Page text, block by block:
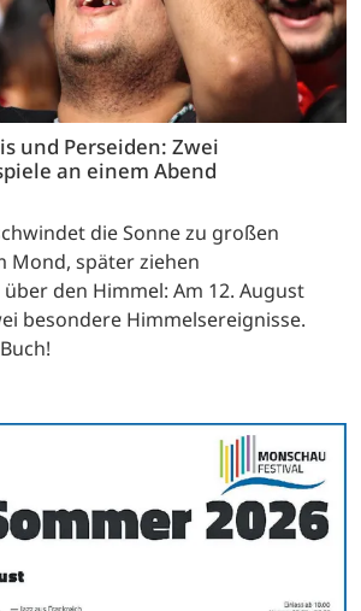
und Perseiden: Zwei
an einem Abend
die Sonne zu großen
Mond, später ziehen
den Himmel: Am 12. August
besondere Himmelsereignisse.